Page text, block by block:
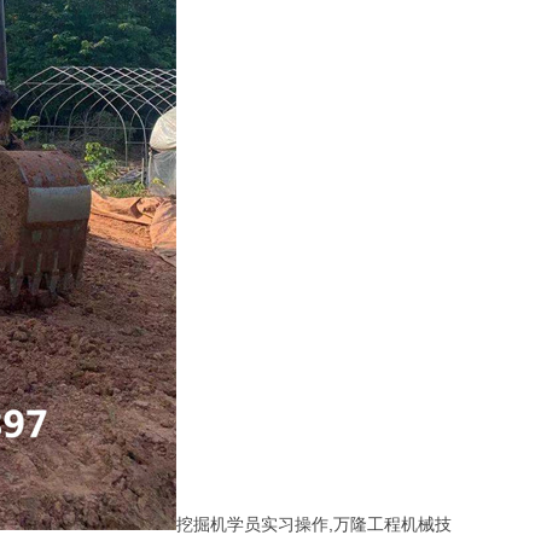
挖掘机学员实习操作,万隆工程机械技